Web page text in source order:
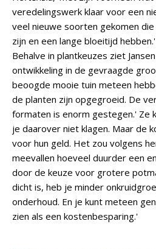
veredelingswerk klaar voor een
veel nieuwe soorten gekomen
zijn en een lange bloeitijd hebben.'
Behalve in plantkeuzes ziet
ontwikkeling in de gevraagde
beoogde mooie tuin meteen
de planten zijn opgegroeid. De
formaten is enorm gestegen.' Ze
je daarover niet klagen. Maar de
voor hun geld. Het zou volgens
meevallen hoeveel duurder een
door de keuze voor grotere
dicht is, heb je minder
onderhoud. En je kunt meteen
zien als een kostenbesparing.'